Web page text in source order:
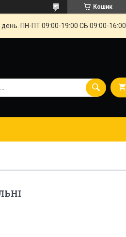
Кошик
ПН-ПТ 09:00-19:00 СБ 09:00-16:00